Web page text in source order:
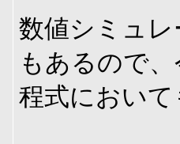
数値シミュ
もあるので
程式におい